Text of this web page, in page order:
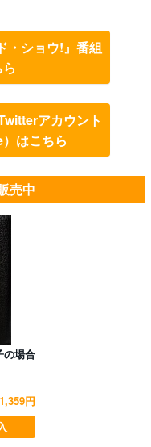
・ショウ!』番組
アカウント
はこちら
売中
の場合
1,359円